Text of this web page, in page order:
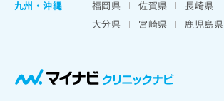
九州・沖縄
福岡県 佐賀県 長崎県
大分県
宮崎県 鹿児島県